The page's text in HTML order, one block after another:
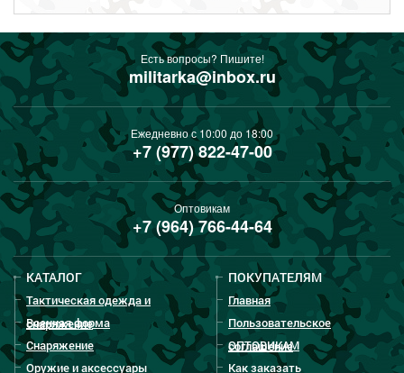
Есть вопросы? Пишите!
militarka@inbox.ru
Ежедневно с 10:00 до 18:00
+7 (977) 822-47-00
Оптовикам
+7 (964) 766-44-64
КАТАЛОГ
Тактическая одежда и
снаряжение
Военная форма
Снаряжение
Оружие и аксессуары
ПОКУПАТЕЛЯМ
Главная
Пользовательское
соглашение
ОПТОВИКАМ
Как заказать